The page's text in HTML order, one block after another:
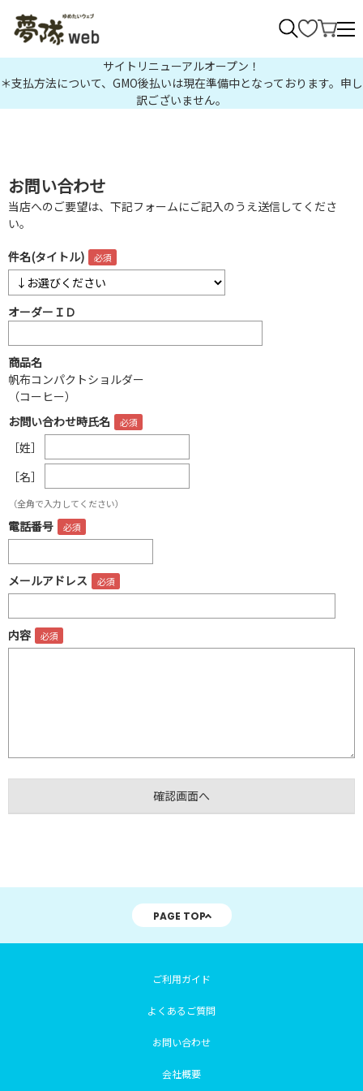
サイトリニューアルオープン！
＊支払方法について、GMO後払いは現在準備中となっております。申し
訳ございません。
お問い合わせ
当店へのご要望は、下記フォームにご記入のうえ送信してくださ
い。
件名(タイトル)
オーダーＩＤ
商品名
帆布コンパクトショルダー
（コーヒー）
お問い合わせ時氏名
［姓］
［名］
（全角で入力してください）
電話番号
メールアドレス
内容
PAGE TOP
ご利用ガイド
よくあるご質問
お問い合わせ
会社概要